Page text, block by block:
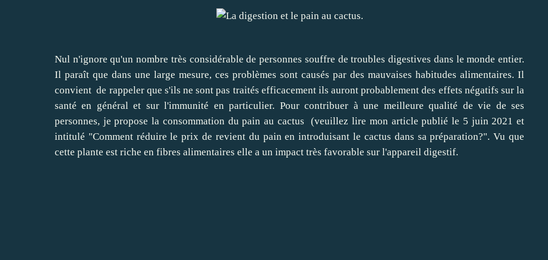
Nul n'ignore qu'un nombre très considérable de personnes souffre de troubles digestives dans le monde entier.
Il paraît que dans une large mesure, ces problèmes sont causés par des mauvaises habitudes alimentaires. Il
convient de rappeler que s'ils ne sont pas traités efficacement ils auront probablement des effets négatifs sur la
santé en général et sur l'immunité en particulier. Pour contribuer à une meilleure qualité de vie de ses
personnes, je propose la consommation du pain au cactus (veuillez lire mon article publié le 5 juin 2021 et
intitulé "Comment réduire le prix de revient du pain en introduisant le cactus dans sa préparation?". Vu que
cette plante est riche en fibres alimentaires elle a un impact très favorable sur l'appareil digestif.